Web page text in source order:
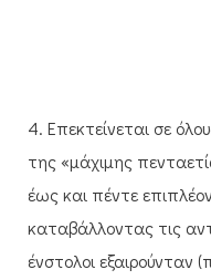
4. Επεκτείνεται σε
της «μάχιμης
έως και πέντε
καταβάλλοντας τις
ένστολοι εξαιρούνταν